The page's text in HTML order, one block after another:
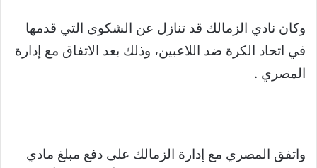
وكان نادي الزمالك قد تنازل عن الشكوى التي قدمها
في اتحاد الكرة ضد اللاعبين، وذلك بعد الاتفاق مع إدارة
المصري .
واتفق المصري مع إدارة الزمالك على دفع مبلغ مادي